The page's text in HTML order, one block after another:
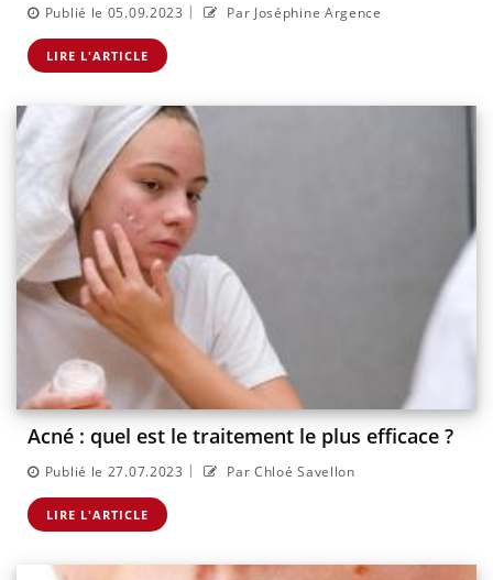
Publié le 05.09.2023 | Par Joséphine Argence
LIRE L'ARTICLE
Acné : quel est le traitement le plus efficace ?
Publié le 27.07.2023 | Par Chloé Savellon
LIRE L'ARTICLE